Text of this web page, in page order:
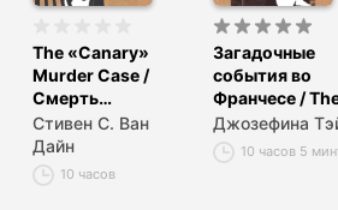
The «Canary»
Murder Case /
Смерть
Канарейки. Книга
для чтения на
английском языке
Стивен С. Ван
Дайн
10 часов
Загадочные
события во
Франчесе /
Franchise
Джозефина
10 часов 5